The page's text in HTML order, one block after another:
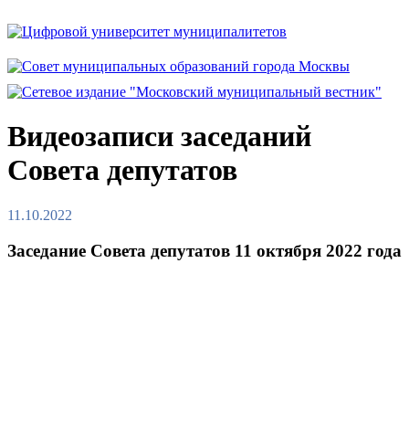
Видеозаписи заседаний
Совета депутатов
11.10.2022
Заседание Совета депутатов 11 октября 2022 года